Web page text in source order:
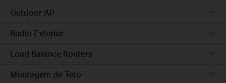
Outdoor AP
Radio Exterior
Load Balance Routers
Montagem de Teto